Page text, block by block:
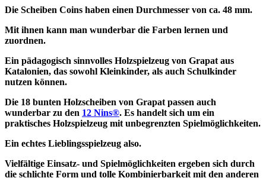
Die Scheiben Coins haben einen Durchmesser von ca. 48 mm.
Mit ihnen kann man wunderbar die Farben lernen und
zuordnen.
Ein pädagogisch sinnvolles Holzspielzeug von Grapat aus
Katalonien, das sowohl Kleinkinder, als auch Schulkinder
nutzen können.
Die 18 bunten Holzscheiben von Grapat passen auch
wunderbar zu den 12 Nins®. Es handelt sich um ein
praktisches Holzspielzeug mit unbegrenzten Spielmöglichkeiten.
Ein echtes Lieblingsspielzeug also.
Vielfältige Einsatz- und Spielmöglichkeiten ergeben sich durch
die schlichte Form und tolle Kombinierbarkeit mit den anderen